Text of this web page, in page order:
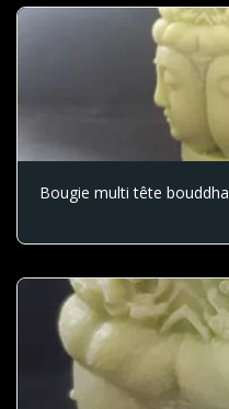
Bougie multi tête bouddha